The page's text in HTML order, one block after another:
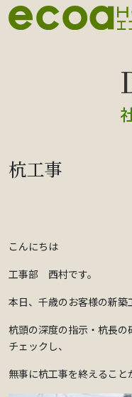
杭工事
こんにちは
工事部 西村です。
本日、千歳のお客様の新築
杭頭の深度の指示・杭長
チェックし、
無事に杭工事を終えること